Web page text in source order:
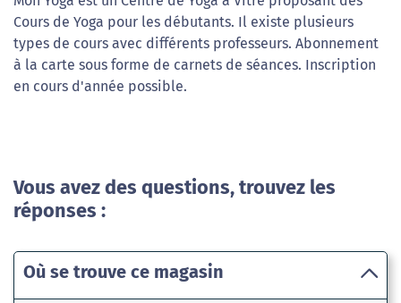
Cours de Yoga pour les débutants. Il existe plusieurs
types de cours avec différents professeurs. Abonnement
à la carte sous forme de carnets de séances. Inscription
en cours d'année possible.
Vous avez des questions, trouvez les
réponses :
Où se trouve ce magasin